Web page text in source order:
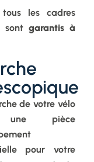
tous les cadres
sont garantis à
de votre vélo
pièce
pour votre